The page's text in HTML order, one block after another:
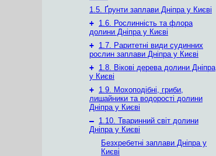
1.5. Ґрунти заплави Дніпра у Києві
+ 1.6. Рослинність та флора
долини Дніпра у Києві
+ 1.7. Раритетні види судинних
рослин заплави Дніпра у Києві
+ 1.8. Вікові дерева долини Дніпра
у Києві
+ 1.9. Мохоподібні, гриби,
лишайники та водорості долини
Дніпра у Києві
– 1.10. Тваринний світ долини
Дніпра у Києві
Безхребетні заплави Дніпра у
Києві